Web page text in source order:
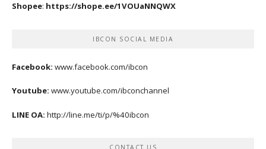
Shopee: https://shope.ee/1VOUaNNQWX
IBCON SOCIAL MEDIA
Facebook: www.facebook.com/ibcon
Youtube: www.youtube.com/ibconchannel
LINE OA: http://line.me/ti/p/%40ibcon